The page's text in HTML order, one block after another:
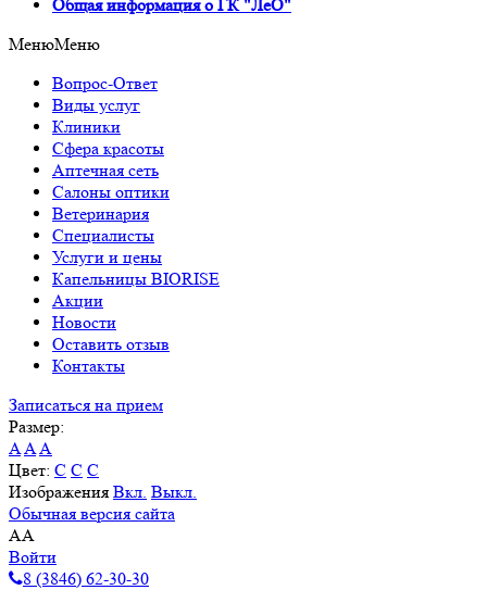
Oбщая информация о ГК "ЛеО"
МенюМеню
Вопрос-Ответ
Виды услуг
Клиники
Сфера красоты
Аптечная сеть
Салоны оптики
Ветеринария
Специалисты
Услуги и цены
Капельницы BIORISE
Акции
Новости
Оставить отзыв
Контакты
Записаться на прием
Размер:
AAA
Цвет: C C C
Изображения Вкл. Выкл.
Обычная версия сайта
AA
Войти
8 (3846) 62-30-30